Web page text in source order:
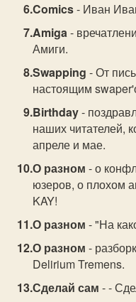
Comics- Иван
Amiga-
Амиги.
Swapping - От
настоящим
Birthday-
наших читателей,
апреле и мае.
О разном - о
юзеров, о плохом
KAY!
О разном - "На
О разном -
Delirium Tremens.
Сделай сам - -